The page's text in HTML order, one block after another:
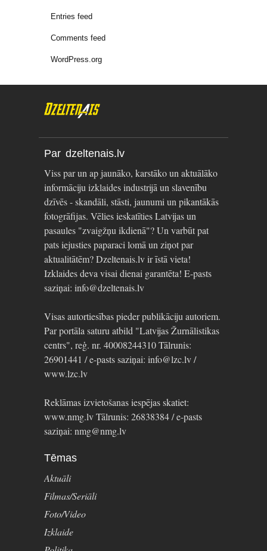
Entries feed
Comments feed
WordPress.org
Par dzeltenais.lv
Viss par un ap jaunāko, karstāko un aktuālāko
informāciju izklaides industrijā un slavenību
dzīvēs - skandāli, stāsti, jaunumi un pikantākās
fotogrāfijas. Vēlies ieskatīties Latvijas un
pasaules "zvaigžņu ikdienā"? Un varbūt pat
pats iejusties paparaci lomā un ziņot par
aktualitātēm? Dzeltenais.lv ir īstā vieta!
Izklaides deva visai dienai garantēta! E-pasts
saziņai: info@dzeltenais.lv
Visas autortiesības pieder publikāciju autoriem.
Par portāla saturu atbild "Latvijas Žurnālistikas
centrs", reģ. nr. 40008244310 Tālrunis:
26901441 / e-pasts saziņai: info@lzc.lv /
www.lzc.lv
Reklāmas izvietošanas iespējas skatiet:
www.nmg.lv Tālrunis: 26838384 / e-pasts
saziņai: nmg@nmg.lv
Tēmas
Aktuāli
Filmas/Seriāli
Foto/Video
Izklaide